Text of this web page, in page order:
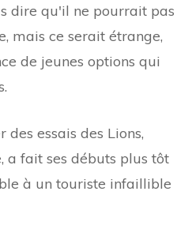
dire qu'il ne pourrait pas
mais ce serait étrange,
de jeunes options qui
essais des Lions,
fait ses débuts plus tôt
à un touriste infaillible